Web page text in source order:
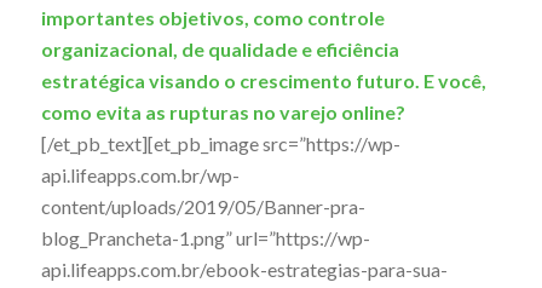
importantes objetivos, como controle
organizacional, de qualidade e eficiência
estratégica visando o crescimento futuro. E você,
como evita as rupturas no varejo online?
[/et_pb_text][et_pb_image src=”https://wp-
api.lifeapps.com.br/wp-
content/uploads/2019/05/Banner-pra-
blog_Prancheta-1.png” url=”https://wp-
api.lifeapps.com.br/ebook-estrategias-para-sua-